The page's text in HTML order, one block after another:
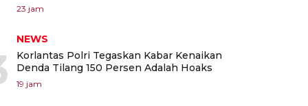
23 jam
NEWS
Korlantas Polri Tegaskan Kabar Kenaikan
Denda Tilang 150 Persen Adalah Hoaks
19 jam